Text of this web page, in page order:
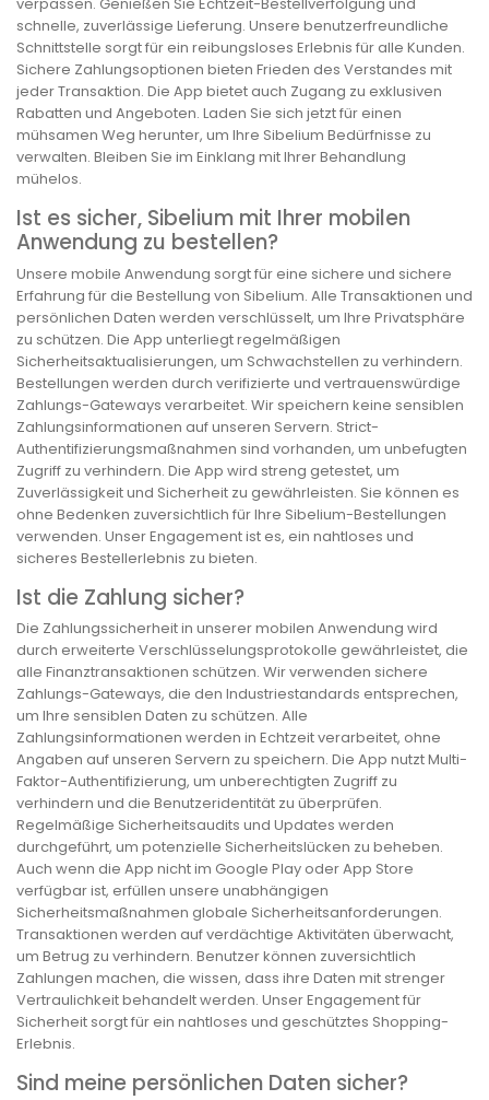
schnelle, zuverlässige Lieferung. Unsere benutzerfreundliche
Schnittstelle sorgt für ein reibungsloses Erlebnis für alle Kunden.
Sichere Zahlungsoptionen bieten Frieden des Verstandes mit
jeder Transaktion. Die App bietet auch Zugang zu exklusiven
Rabatten und Angeboten. Laden Sie sich jetzt für einen
mühsamen Weg herunter, um Ihre Sibelium Bedürfnisse zu
verwalten. Bleiben Sie im Einklang mit Ihrer Behandlung
mühelos.
Ist es sicher, Sibelium mit Ihrer mobilen
Anwendung zu bestellen?
Unsere mobile Anwendung sorgt für eine sichere und sichere
Erfahrung für die Bestellung von Sibelium. Alle Transaktionen und
persönlichen Daten werden verschlüsselt, um Ihre Privatsphäre
zu schützen. Die App unterliegt regelmäßigen
Sicherheitsaktualisierungen, um Schwachstellen zu verhindern.
Bestellungen werden durch verifizierte und vertrauenswürdige
Zahlungs-Gateways verarbeitet. Wir speichern keine sensiblen
Zahlungsinformationen auf unseren Servern. Strict-
Authentifizierungsmaßnahmen sind vorhanden, um unbefugten
Zugriff zu verhindern. Die App wird streng getestet, um
Zuverlässigkeit und Sicherheit zu gewährleisten. Sie können es
ohne Bedenken zuversichtlich für Ihre Sibelium-Bestellungen
verwenden. Unser Engagement ist es, ein nahtloses und
sicheres Bestellerlebnis zu bieten.
Ist die Zahlung sicher?
Die Zahlungssicherheit in unserer mobilen Anwendung wird
durch erweiterte Verschlüsselungsprotokolle gewährleistet, die
alle Finanztransaktionen schützen. Wir verwenden sichere
Zahlungs-Gateways, die den Industriestandards entsprechen,
um Ihre sensiblen Daten zu schützen. Alle
Zahlungsinformationen werden in Echtzeit verarbeitet, ohne
Angaben auf unseren Servern zu speichern. Die App nutzt Multi-
Faktor-Authentifizierung, um unberechtigten Zugriff zu
verhindern und die Benutzeridentität zu überprüfen.
Regelmäßige Sicherheitsaudits und Updates werden
durchgeführt, um potenzielle Sicherheitslücken zu beheben.
Auch wenn die App nicht im Google Play oder App Store
verfügbar ist, erfüllen unsere unabhängigen
Sicherheitsmaßnahmen globale Sicherheitsanforderungen.
Transaktionen werden auf verdächtige Aktivitäten überwacht,
um Betrug zu verhindern. Benutzer können zuversichtlich
Zahlungen machen, die wissen, dass ihre Daten mit strenger
Vertraulichkeit behandelt werden. Unser Engagement für
Sicherheit sorgt für ein nahtloses und geschütztes Shopping-
Erlebnis.
Sind meine persönlichen Daten sicher?